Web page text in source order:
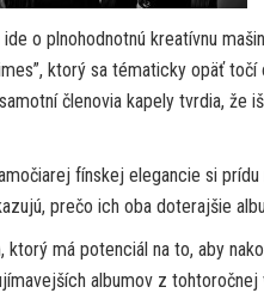
o plnohodnotnú kreatívnu
ktorý sa tématicky opäť
členovia kapely tvrdia,
fínskej elegancie si
prečo ich oba doterajšie
ktorý má potenciál na to, aby
albumov z